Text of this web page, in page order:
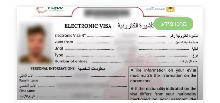
מרכז מידע